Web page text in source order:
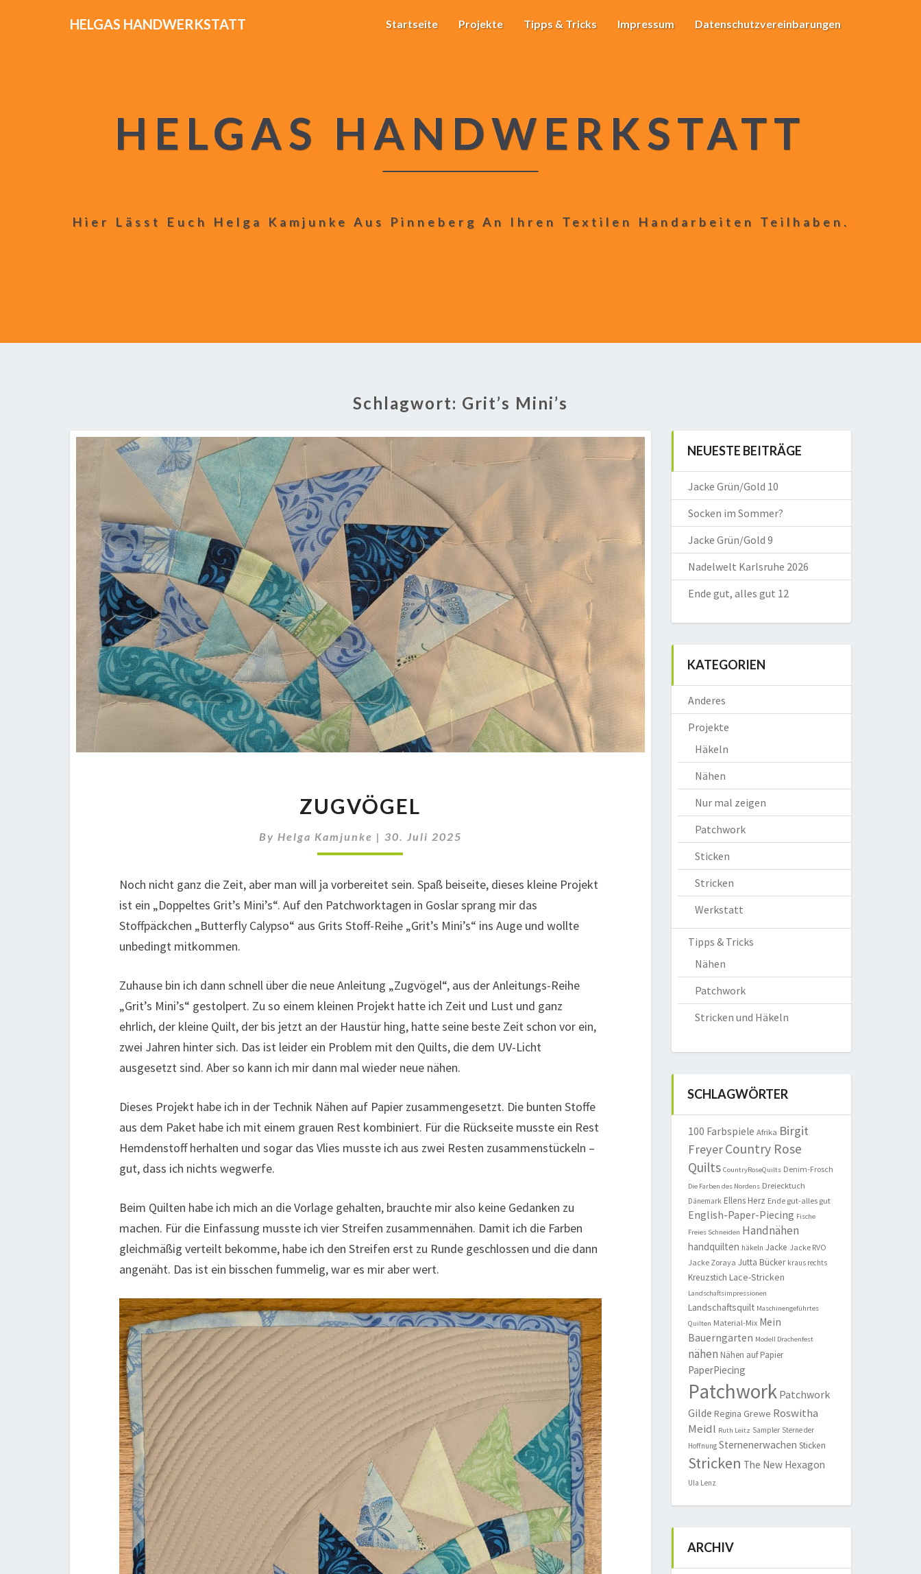
HELGAS HANDWERKSTATT Startseite Projekte Tipps & Tricks Impressum Datenschutzvereinbarungen
HELGAS HANDWERKSTATT
Hier Lässt Euch Helga Kamjunke Aus Pinneberg An Ihren Textilen Handarbeiten Teilhaben.
Schlagwort: Grit’s Mini’s
ZUGVÖGEL
By Helga Kamjunke | 30. Juli 2025
Noch nicht ganz die Zeit, aber man will ja vorbereitet sein. Spaß beiseite, dieses kleine Projekt
ist ein „Doppeltes Grit’s Mini’s“. Auf den Patchworktagen in Goslar sprang mir das
Stoffpäckchen „Butterfly Calypso“ aus Grits Stoff-Reihe „Grit’s Mini’s“ ins Auge und wollte
unbedingt mitkommen.
Zuhause bin ich dann schnell über die neue Anleitung „Zugvögel“, aus der Anleitungs-Reihe
„Grit’s Mini’s“ gestolpert. Zu so einem kleinen Projekt hatte ich Zeit und Lust und ganz
ehrlich, der kleine Quilt, der bis jetzt an der Haustür hing, hatte seine beste Zeit schon vor ein,
zwei Jahren hinter sich. Das ist leider ein Problem mit den Quilts, die dem UV-Licht
ausgesetzt sind. Aber so kann ich mir dann mal wieder neue nähen.
Dieses Projekt habe ich in der Technik Nähen auf Papier zusammengesetzt. Die bunten Stoffe
aus dem Paket habe ich mit einem grauen Rest kombiniert. Für die Rückseite musste ein Rest
Hemdenstoff herhalten und sogar das Vlies musste ich aus zwei Resten zusammenstückeln –
gut, dass ich nichts wegwerfe.
Beim Quilten habe ich mich an die Vorlage gehalten, brauchte mir also keine Gedanken zu
machen. Für die Einfassung musste ich vier Streifen zusammennähen. Damit ich die Farben
gleichmäßig verteilt bekomme, habe ich den Streifen erst zu Runde geschlossen und die dann
angenäht. Das ist ein bisschen fummelig, war es mir aber wert.
NEUESTE BEITRÄGE
Jacke Grün/Gold 10
Socken im Sommer?
Jacke Grün/Gold 9
Nadelwelt Karlsruhe 2026
Ende gut, alles gut 12
KATEGORIEN
Anderes
Projekte
Häkeln
Nähen
Nur mal zeigen
Patchwork
Sticken
Stricken
Werkstatt
Tipps & Tricks
Nähen
Patchwork
Stricken und Häkeln
SCHLAGWÖRTER
100 Farbspiele Afrika Birgit
FreyerCountry Rose
Quilts CountryRoseQuilts Denim-Frosch
Die Farben des Nordens Dreiecktuch
Dänemark Ellens Herz Ende gut-alles gut
English-Paper-Piecing Fische
Freies Schneiden Handnähen
handquilten häkeln Jacke Jacke RVO
Jacke Zoraya Jutta Bücker kraus rechts
Kreuzstich Lace-Stricken
Landschaftsimpressionen
Landschaftsquilt Maschinengeführtes
Quilten Material-Mix Mein
Bauerngarten Modell Drachenfest
nähen Nähen auf Papier
PaperPiecing
Patchwork Patchwork
Gilde Regina Grewe Roswitha
Meidl Ruth Leitz Sampler Sterne der
Hoffnung Sternenerwachen Sticken
Stricken The New Hexagon
Ula Lenz
ARCHIV